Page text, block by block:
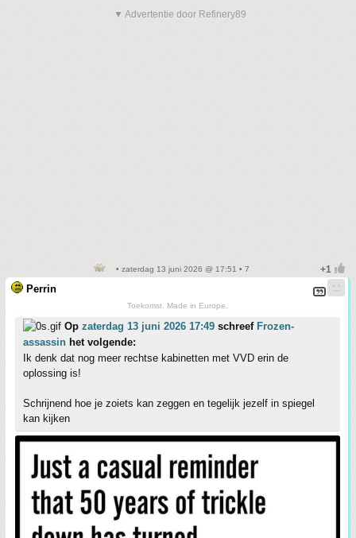
▼ Advertentie door Refinery89
• zaterdag 13 juni 2026 @ 17:51 • 7
Perrin
Toekomst. Made in Europe.
Op zaterdag 13 juni 2026 17:49 schreef Frozen-
assassin het volgende:
Ik denk dat nog meer rechtse kabinetten met VVD erin de
oplossing is!
Schrijnend hoe je zoiets kan zeggen en tegelijk jezelf in spiegel
kan kijken